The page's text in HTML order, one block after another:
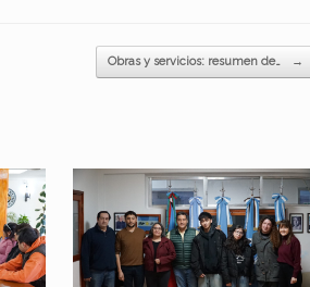
Obras y servicios: resumen de… →